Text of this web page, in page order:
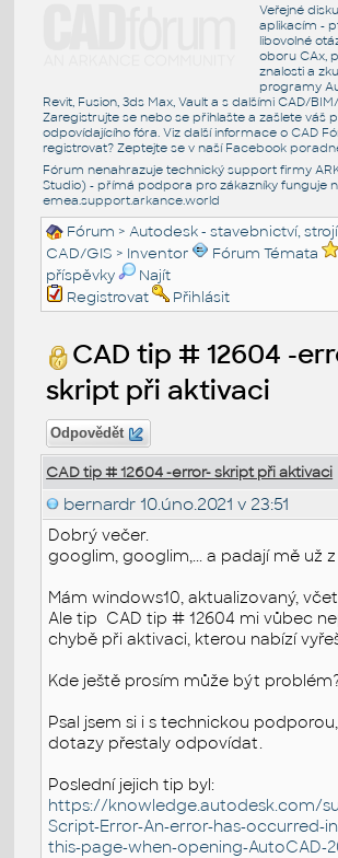
Veřejné
aplikacím -
libovolné
oboru CAx,
znalosti a
programy
Revit, Fusion, 3ds Max, Vault a s dalšími CAD/
Zaregistrujte se nebo se přihlašte a zašlete váš
odpovídajícího fóra. Viz další informace o CAD
registrovat? Zeptejte se v naší Facebook
Fórum nenahrazuje technický support firmy
Studio) - přímá podpora pro zákazníky funguje
emea.support.arkance.world
Fórum >Autodesk - stavebnictví,
CAD/GIS > Inventor Fórum Témata
příspěvky
Najít
Registrovat
Přihlásit
CAD tip # 12604 -
skript při aktivaci
Odpovědět
CAD tip # 12604 -error- skript při aktivaci
bernardr 10.úno.2021 v 23:51
Dobrý večer.
googlim, googlim,... a padají mě už
Mám windows10, aktualizovaný,
Ale tip CAD tip # 12604 mi vůbec
chybě při aktivaci, kterou nabízí
Kde ještě prosím může být
Psal jsem si i s technickou
dotazy přestaly odpovídat.
Poslední jejich tip byl:
https://knowledge.autodesk.com/
Script-Error-An-error-has-occurred-
this-page-when-opening-AutoCAD-